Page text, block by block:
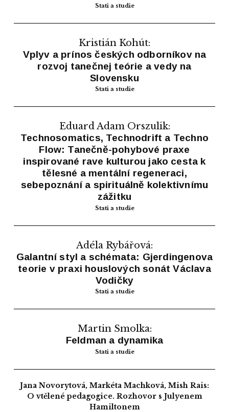
Stati a studie
Kristián Kohút:
Vplyv a prínos českých odborníkov na
rozvoj tanečnej teórie a vedy na
Slovensku
Stati a studie
Eduard Adam Orszulik:
Technosomatics, Technodrift a Techno
Flow: Tanečně-pohybové praxe
inspirované rave kulturou jako cesta k
tělesné a mentální regeneraci,
sebepoznání a spirituálně kolektivnímu
zážitku
Stati a studie
Adéla Rybářová:
Galantní styl a schémata: Gjerdingenova
teorie v praxi houslových sonát Václava
Vodičky
Stati a studie
Martin Smolka:
Feldman a dynamika
Stati a studie
Jana Novorytová, Markéta Machková, Mish Rais:
O vtělené pedagogice. Rozhovor s Julyenem
Hamiltonem